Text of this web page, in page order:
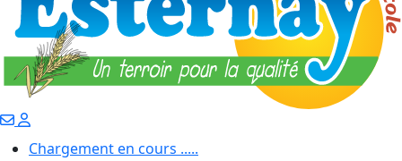
Chargement en cours .....